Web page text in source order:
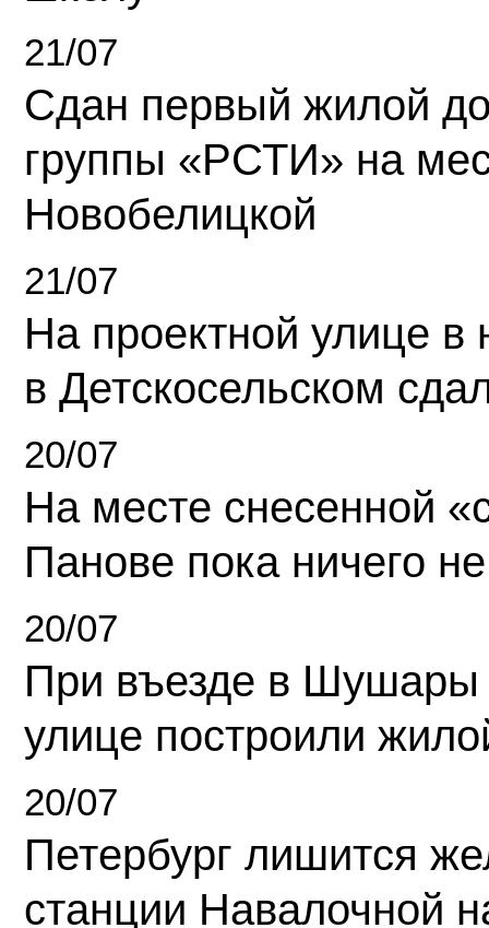
21/07
Сдан первый жилой
группы «РСТИ» на
Новобелицкой
21/07
На проектной улице
в Детскосельском
20/07
На месте снесенной
Панове пока ничего
20/07
При въезде в Шушары
улице построили
20/07
Петербург лишится
станции Навалочной